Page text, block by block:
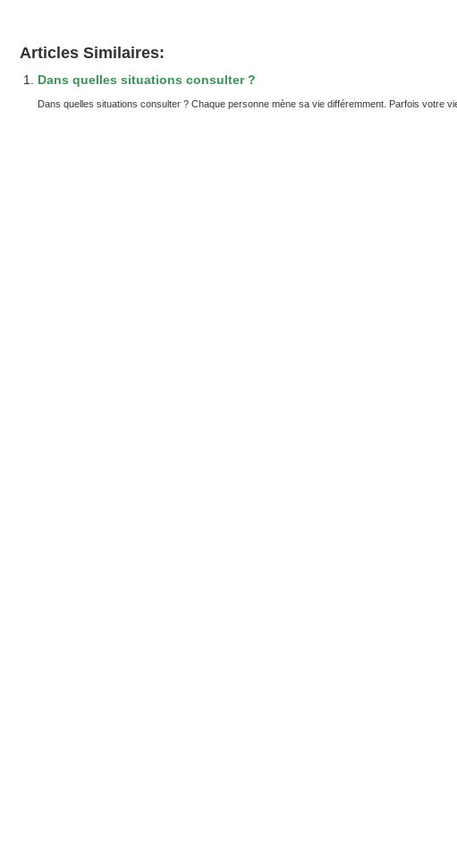
Articles Similaires:
Dans quelles situations consulter ?
Dans quelles situations consulter ? Chaque personne mène sa vie différemment. Parfois votre